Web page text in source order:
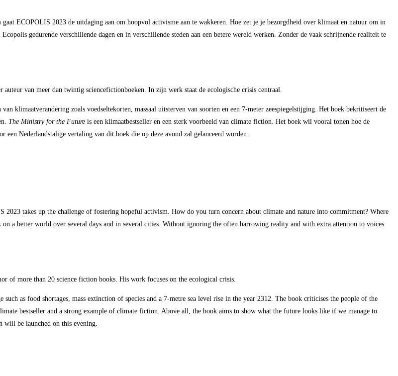
gaat ECOPOLIS 2023 de uitdaging aan om hoopvol activisme aan te wakkeren. Hoe zet je je bezorgdheid over klimaat en natuur om in
gedurende verschillende dagen en in verschillende steden aan een betere wereld werken. Zonder de vaak schrijnende realiteit te
van meer dan twintig sciencefictionboeken. In zijn werk staat de ecologische crisis centraal.
klimaatverandering zoals voedseltekorten, massaal uitsterven van soorten en een 7-meter zeespiegelstijging. Het boek bekritiseert de
The Ministry for the Future is een klimaatbestseller en een sterk voorbeeld van climate fiction. Het boek wil vooral tonen hoe de
Nederlandstalige vertaling van dit boek die op deze avond zal gelanceerd worden.
2023 takes up the challenge of fostering hopeful activism. How do you turn concern about climate and nature into commitment? Where
a better world over several days and in several cities. Without ignoring the often harrowing reality and with extra attention to voices
of more than 20 science fiction books. His work focuses on the ecological crisis.
as food shortages, mass extinction of species and a 7-metre sea level rise in the year 2312. The book criticises the people of the
bestseller and a strong example of climate fiction. Above all, the book aims to show what the future looks like if we manage to
will be launched on this evening.